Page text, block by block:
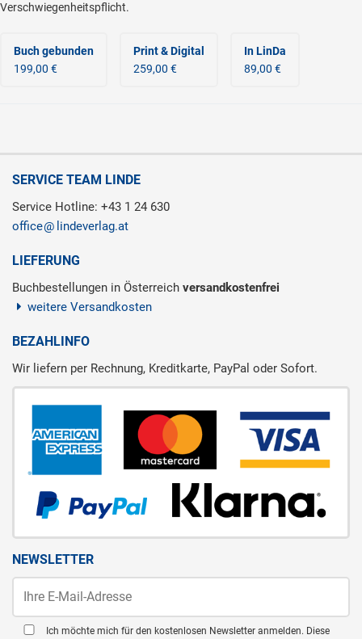
Verschwiegenheitspflicht.
Buch gebunden
199,00 €
Print & Digital
259,00 €
In LinDa
89,00 €
SERVICE TEAM LINDE
Service Hotline: +43 1 24 630
office
lindeverlag.at
LIEFERUNG
Buchbestellungen in Österreich versandkostenfrei
weitere Versandkosten
BEZAHLINFO
Wir liefern per Rechnung, Kreditkarte, PayPal oder Sofort.
NEWSLETTER
Ich möchte mich für den kostenlosen Newsletter anmelden. Diese